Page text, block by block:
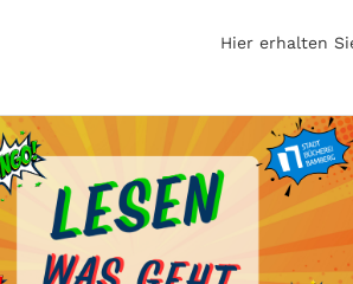
Hier erhalten